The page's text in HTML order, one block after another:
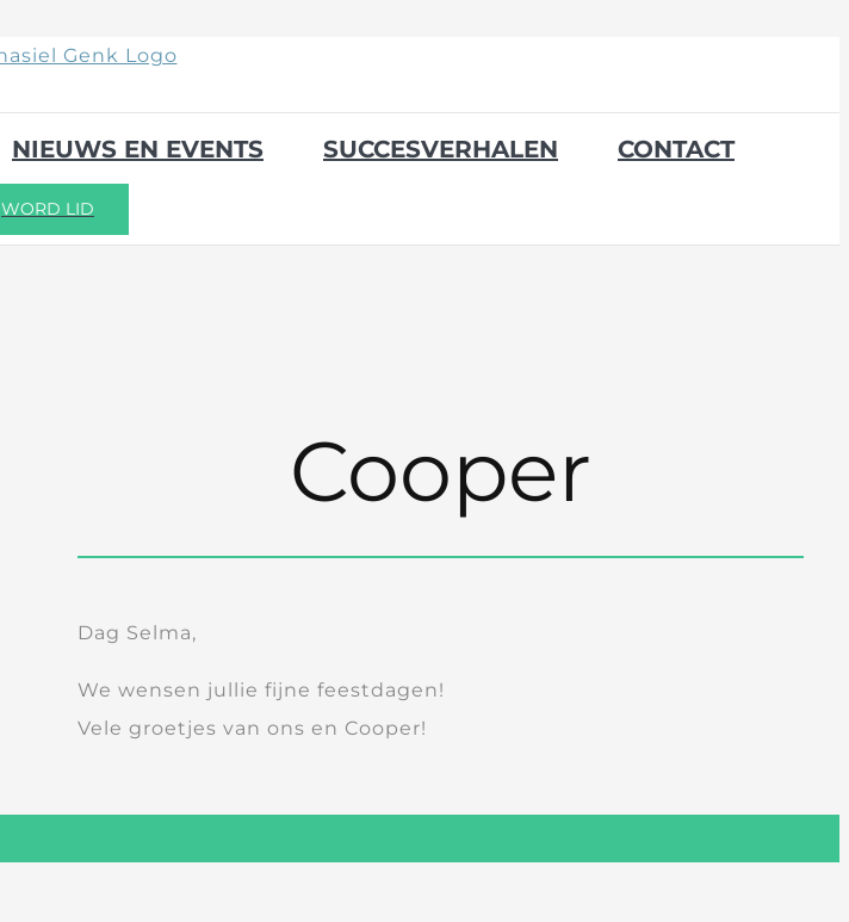
NIEUWS EN EVENTS SUCCESVERHALEN CONTACT
WORD LID
Cooper
Dag Selma,
We wensen jullie fijne feestdagen!
Vele groetjes van ons en Cooper!